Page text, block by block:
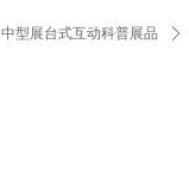
中型展台式互动科普展品 ꄲ